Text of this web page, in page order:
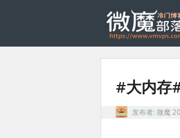
#大内存
发布者: 微魔